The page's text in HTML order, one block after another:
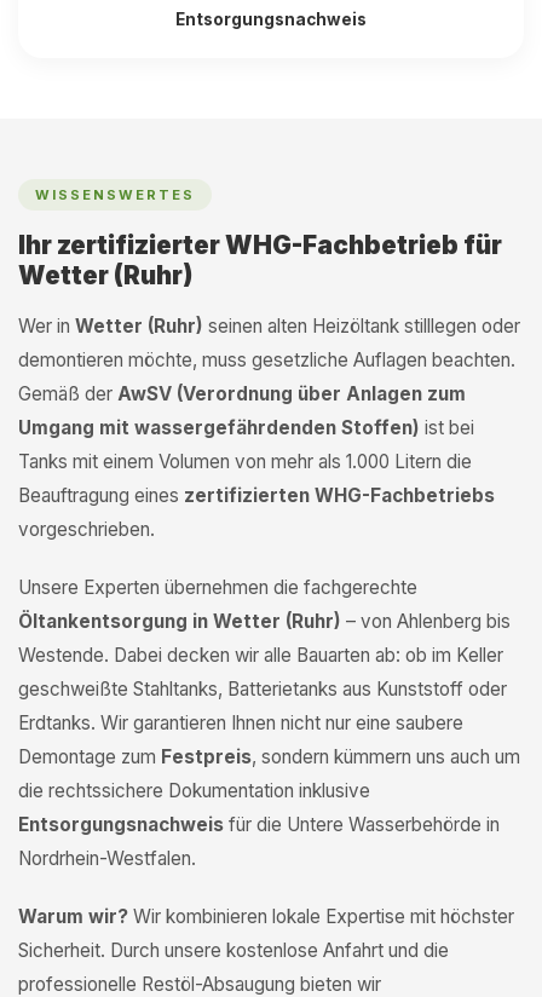
Entsorgungsnachweis
WISSENSWERTES
Ihr zertifizierter WHG-Fachbetrieb für
Wetter (Ruhr)
Wer in Wetter (Ruhr) seinen alten Heizöltank stilllegen oder
demontieren möchte, muss gesetzliche Auflagen beachten.
Gemäß der AwSV (Verordnung über Anlagen zum
Umgang mit wassergefährdenden Stoffen) ist bei
Tanks mit einem Volumen von mehr als 1.000 Litern die
Beauftragung eines zertifizierten WHG-Fachbetriebs
vorgeschrieben.
Unsere Experten übernehmen die fachgerechte
Öltankentsorgung in Wetter (Ruhr) – von Ahlenberg bis
Westende. Dabei decken wir alle Bauarten ab: ob im Keller
geschweißte Stahltanks, Batterietanks aus Kunststoff oder
Erdtanks. Wir garantieren Ihnen nicht nur eine saubere
Demontage zum Festpreis, sondern kümmern uns auch um
die rechtssichere Dokumentation inklusive
Entsorgungsnachweis für die Untere Wasserbehörde in
Nordrhein-Westfalen.
Warum wir? Wir kombinieren lokale Expertise mit höchster
Sicherheit. Durch unsere kostenlose Anfahrt und die
professionelle Restöl-Absaugung bieten wir